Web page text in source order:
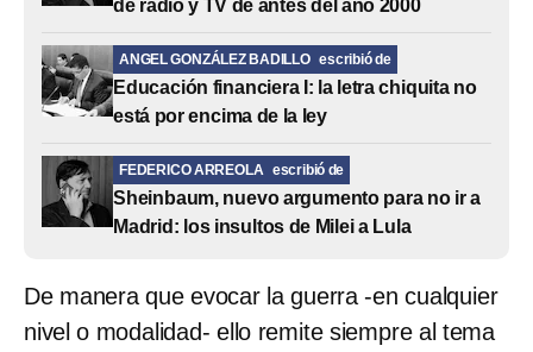
de radio y TV de antes del año 2000
ANGEL GONZÁLEZ BADILLO escribió de
Educación financiera I: la letra chiquita no
está por encima de la ley
FEDERICO ARREOLA escribió de
Sheinbaum, nuevo argumento para no ir a
Madrid: los insultos de Milei a Lula
De manera que evocar la guerra -en cualquier
nivel o modalidad- ello remite siempre al tema